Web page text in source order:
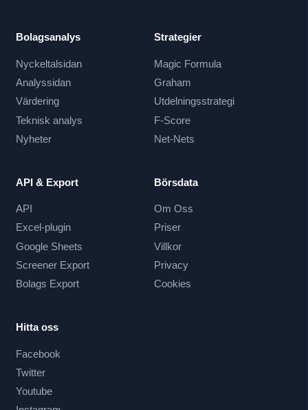
Bolagsanalys
Nyckeltalsidan
Analyssidan
Värdering
Teknisk analys
Nyheter
Strategier
Magic Formula
Graham
Utdelningsstrategi
F-Score
Net-Nets
API & Export
API
Excel-plugin
Google Sheets
Screener Export
Bolags Export
Börsdata
Om Oss
Priser
Villkor
Privacy
Cookies
Hitta oss
Facebook
Twitter
Youtube